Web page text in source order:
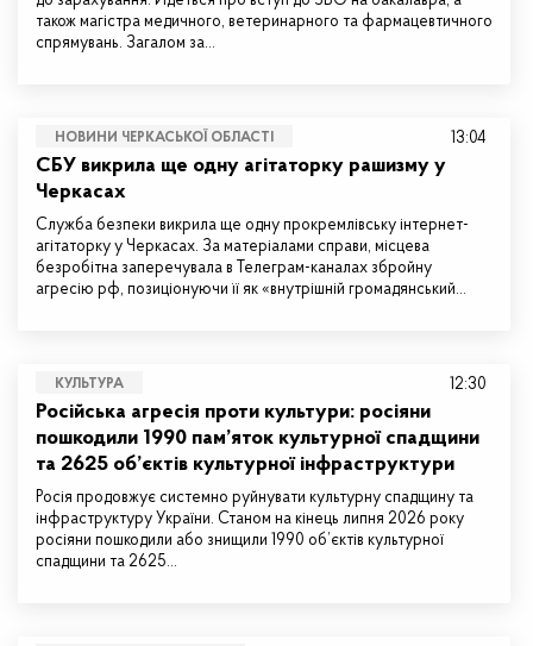
також магістра медичного, ветеринарного та фармацевтичного
спрямувань. Загалом за…
НОВИНИ ЧЕРКАСЬКОЇ ОБЛАСТІ
СБУ викрила ще одну агітаторку рашизму у
Черкасах
Служба безпеки викрила ще одну прокремлівську інтернет-
агітаторку у Черкасах. За матеріалами справи, місцева
безробітна заперечувала в Телеграм-каналах збройну
агресію рф, позиціонуючи її як «внутрішній громадянський…
13:04
КУЛЬТУРА
Російська агресія проти культури: росіяни
пошкодили 1990 пам’яток культурної спадщини
та 2625 об’єктів культурної інфраструктури
Росія продовжує системно руйнувати культурну спадщину та
інфраструктуру України. Станом на кінець липня 2026 року
росіяни пошкодили або знищили 1990 об’єктів культурної
спадщини та 2625…
12:30